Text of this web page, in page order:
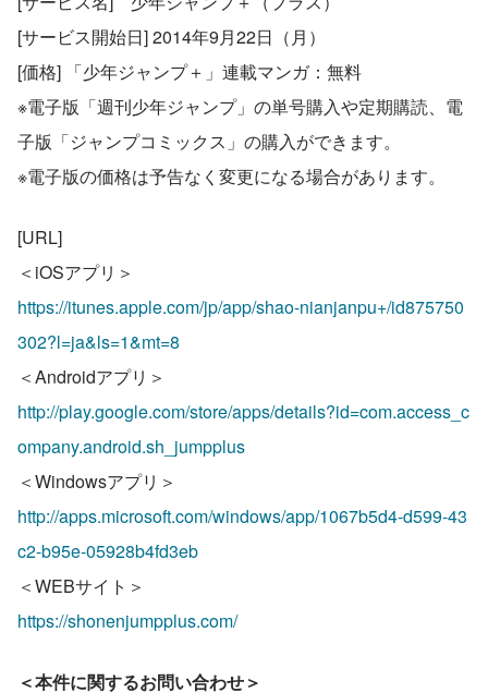
[サービス開始日] 2014年9月22日（月）
[価格] 「少年ジャンプ＋」連載マンガ：無料
※電子版「週刊少年ジャンプ」の単号購入や定期購読、電
子版「ジャンプコミックス」の購入ができます。
※電子版の価格は予告なく変更になる場合があります。
[URL]
＜iOSアプリ＞
https://itunes.apple.com/jp/app/shao-nianjanpu+/id875750
302?l=ja&ls=1&mt=8
＜Androidアプリ＞
http://play.google.com/store/apps/details?id=com.access_c
ompany.android.sh_jumpplus
＜Windowsアプリ＞
http://apps.microsoft.com/windows/app/1067b5d4-d599-43
c2-b95e-05928b4fd3eb
＜WEBサイト＞
https://shonenjumpplus.com/
＜本件に関するお問い合わせ＞